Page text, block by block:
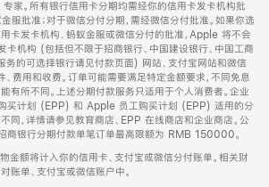
家。所有银行信用卡分期均需经你的信用卡发卡机构批
服批准；对于微信分付分期，需经微信分付批准。如果你选
卡发卡机构、蚂蚁金服或微信分付的批准，Apple 将不会
卡机构 (包括但不限于招商银行、中国建设银行、中国工商
务的可选择银行请见付款页面) 网站、支付宝网站和微信
、费用和收费。订单可能需要满足特定金额要求，不同免息
有所不同。上述分期付款服务只适用于个人消费者。企业
购买计划 (EPP) 和 Apple 员工购买计划 (EPP) 适用的分
同，详情请参见教育商店、EPP 在线商店和企业商店。公
商银行分期付款单笔订单最高限额为 RMB 150000。
金额将计入你的信用卡、支付宝或微信分付账单。相关财
账单、支付宝或微信账户中。